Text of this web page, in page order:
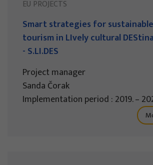
EU PROJECTS
Smart strategies for sustainable
tourism in LIvely cultural
- S.LI.DES
Project manager
Sanda Čorak
Implementation period : 2019. –